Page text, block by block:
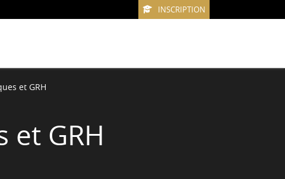
INSCRIPTION
et GRH
GRH